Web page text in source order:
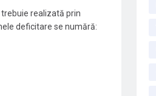
realizată prin
deficitare se numără: